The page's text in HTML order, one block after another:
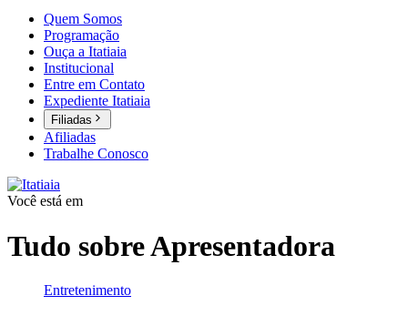
Quem Somos
Programação
Ouça a Itatiaia
Institucional
Entre em Contato
Expediente Itatiaia
Filiadas
Afiliadas
Trabalhe Conosco
Você está em
Tudo sobreApresentadora
Entretenimento